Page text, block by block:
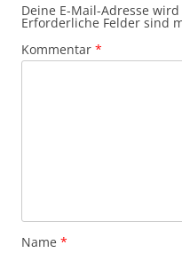
Deine E-Mail-Adresse
Erforderliche Felder sind
Kommentar *
Name *